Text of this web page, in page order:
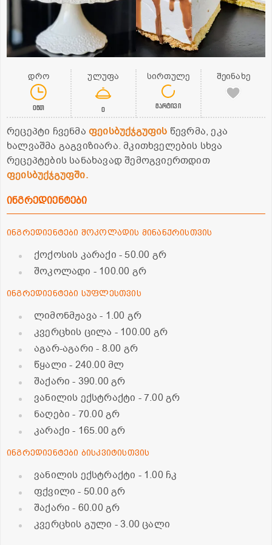
დრო
0წთ
ულუფა
0
სირთულე
მარტივი
შეინახე
რეცეპტი ჩვენმა ფეისბუქჯგუფის წევრმა, ეკა
ხალვაშმა გაგვიზიარა. მკითხველების სხვა
რეცეპტების სანახავად შემოგვიერთდით
ფეისბუქჯგუფში.
ინგრედიენტები
ინგრედიენტები შოკოლადის მინანქრისთვის
ქოქოსის კარაქი - 50.00 გრ
შოკოლადი - 100.00 გრ
ინგრედიენტები სუფლესთვის
ლიმონმჟავა- 1.00 გრ
კვერცხის ცილა - 100.00 გრ
აგარ-აგარი- 8.00 გრ
წყალი- 240.00 მლ
შაქარი- 390.00 გრ
ვანილის ექსტრაქტი - 7.00 გრ
ნაღები- 70.00 გრ
კარაქი- 165.00 გრ
ინგრედიენტები ბისკვიტისთვის
ვანილის ექსტრაქტი - 1.00 ჩკ
ფქვილი- 50.00 გრ
შაქარი- 60.00 გრ
კვერცხის გული - 3.00 ცალი